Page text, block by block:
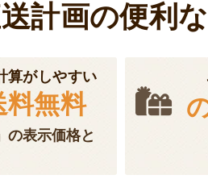
計画の便利
算がしやすい
料無料
の表示価格と